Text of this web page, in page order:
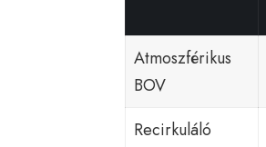
Atmoszférikus
BOV
Recirkuláló